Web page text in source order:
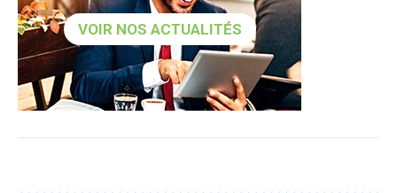
VOIR NOS ACTUALITÉS